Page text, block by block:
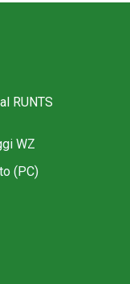
RUNTS
WZ
(PC)